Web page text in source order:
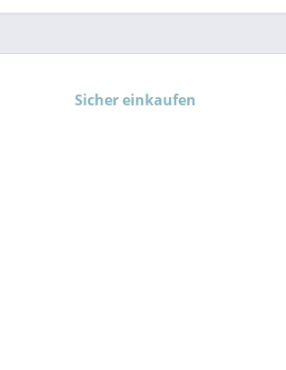
Sicher einkaufen